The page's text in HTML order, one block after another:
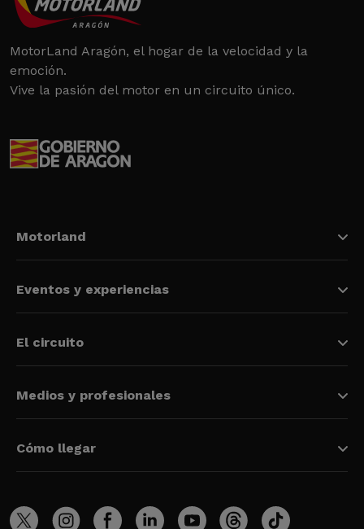
MotorLand Aragón, el hogar de la velocidad y la
emoción.
Vive la pasión del motor en un circuito único.
Motorland
Eventos y experiencias
El circuito
Medios y profesionales
Cómo llegar